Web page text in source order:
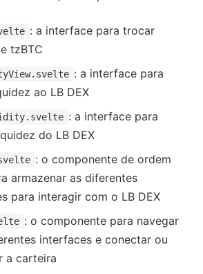
: a interface para trocar
tzBTC
: a interface para
ao LB DEX
: a interface para
do LB DEX
: o componente de ordem
armazenar as diferentes
para interagir com o LB DEX
: o componente para navegar
interfaces e conectar ou
a carteira